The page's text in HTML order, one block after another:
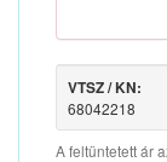
VTSZ / KN:
68042218
A feltüntetett ár